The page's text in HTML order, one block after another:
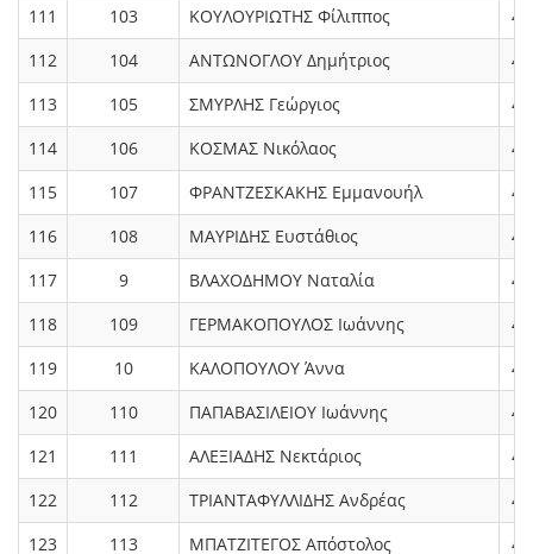
111
103 ΚΟΥΛΟΥΡΙΩΤΗΣ Φίλιππος
112
104 ΑΝΤΩΝΟΓΛΟΥ Δημήτριος
113
105 ΣΜΥΡΛΗΣ Γεώργιος
114
106 ΚΟΣΜΑΣ Νικόλαος
115
107 ΦΡΑΝΤΖΕΣΚΑΚΗΣ Εμμανουήλ
116
108 ΜΑΥΡΙΔΗΣ Ευστάθιος
117
9 ΒΛΑΧΟΔΗΜΟΥ Ναταλία
118
109 ΓΕΡΜΑΚΟΠΟΥΛΟΣ Ιωάννης
119
10 ΚΑΛΟΠΟΥΛΟΥ Άννα
120
110 ΠΑΠΑΒΑΣΙΛΕΙΟΥ Ιωάννης
121
111 ΑΛΕΞΙΑΔΗΣ Νεκτάριος
122
112 ΤΡΙΑΝΤΑΦΥΛΛΙΔΗΣ Ανδρέας
123
113 ΜΠΑΤΖΙΤΕΓΟΣ Απόστολος